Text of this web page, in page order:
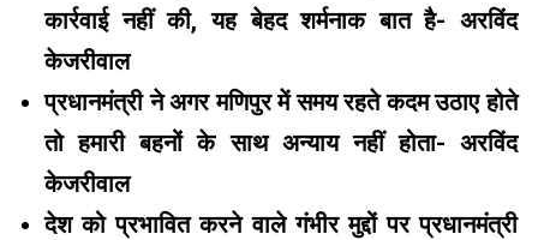
कार्रवाई नहीं की, यह बेहद शर्मनाक बात है- अरविंद
केजरीवाल
प्रधानमंत्री ने अगर मणिपुर में समय रहते कदम उठाए होते
तो हमारी बहनों के साथ अन्याय नहीं होता- अरविंद
केजरीवाल
देश को प्रभावित करने वाले गंभीर मुद्दों पर प्रधानमंत्री